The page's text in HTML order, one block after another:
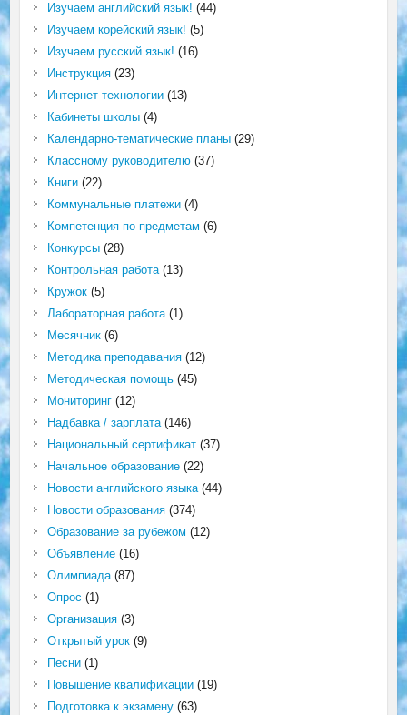
Изучаем английский язык! (44)
Изучаем корейский язык! (5)
Изучаем русский язык! (16)
Инструкция(23)
Интернет технологии(13)
Кабинеты школы(4)
Календарно-тематические планы(29)
Классному руководителю(37)
Книги(22)
Коммунальные платежи(4)
Компетенция по предметам (6)
Конкурсы(28)
Контрольная работа(13)
Кружок(5)
Лабораторная работа(1)
Месячник(6)
Методика преподавания(12)
Методическая помощь(45)
Мониторинг(12)
Надбавка / зарплата(146)
Национальный сертификат(37)
Начальное образование(22)
Новости английского языка(44)
Новости образования(374)
Образование за рубежом (12)
Объявление(16)
Олимпиада(87)
Опрос (1)
Организация(3)
Открытый урок(9)
Песни(1)
Повышение квалификации(19)
Подготовка к экзамену(63)